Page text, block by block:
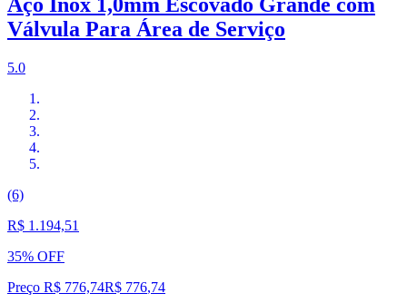
Válvula Para Área de Serviço
5.0
(6)
R$ 1.194,51
35% OFF
Preço R$ 776,74R$ 776,74